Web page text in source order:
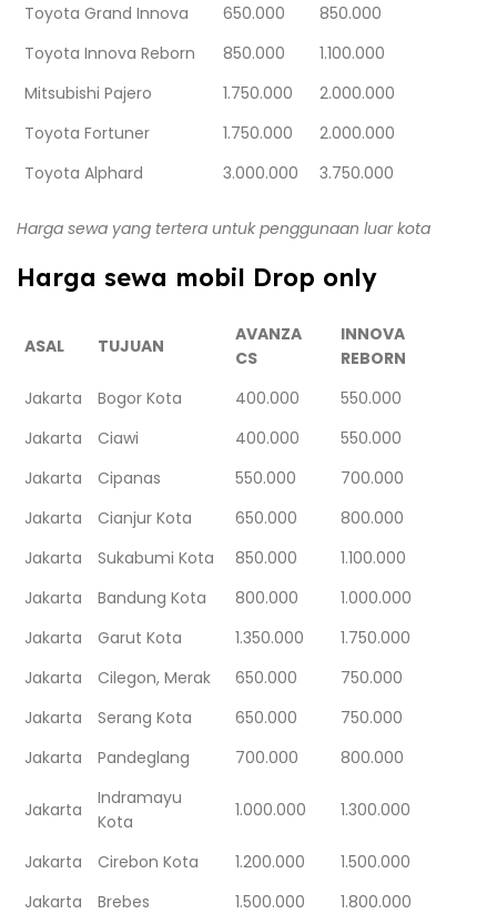
Toyota Grand Innova
650.000
850.000
Toyota Innova Reborn
850.000
1.100.000
Mitsubishi Pajero
1.750.000
2.000.000
Toyota Fortuner
1.750.000
2.000.000
Toyota Alphard
3.000.000 3.750.000
Harga sewa yang tertera untuk penggunaan luar kota
Harga sewa mobil Drop only
ASAL TUJUAN
AVANZA
CS
INNOVA
REBORN
Jakarta
Bogor Kota 400.000
550.000
Jakarta
Ciawi 400.000
550.000
Jakarta
Cipanas 550.000
700.000
Jakarta
Cianjur Kota 650.000
800.000
Jakarta
Sukabumi Kota 850.000
1.100.000
Jakarta
Bandung Kota 800.000
1.000.000
Jakarta
Garut Kota 1.350.000
1.750.000
Jakarta
Cilegon, Merak 650.000
750.000
Jakarta
Serang Kota 650.000
750.000
Jakarta
Pandeglang 700.000 800.000
Jakarta
Indramayu
Kota
1.000.000 1.300.000
Jakarta Cirebon Kota 1.200.000
1.500.000
Jakarta
Brebes 1.500.000
1.800.000